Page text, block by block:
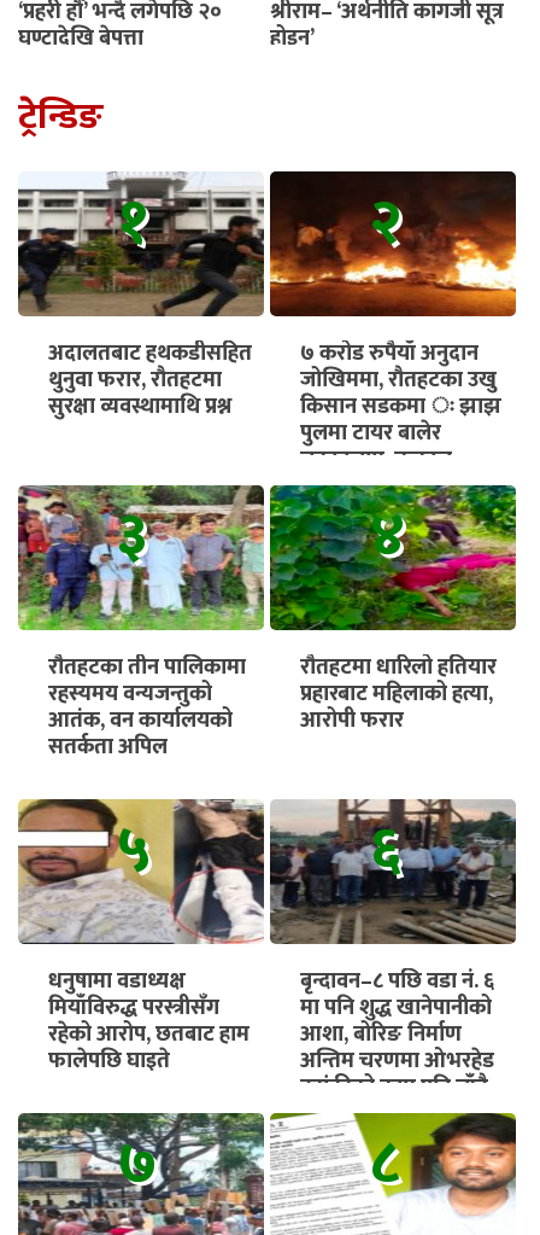
‘प्रहरी हौँ’ भन्दै लगेपछि २०
घण्टादेखि बेपत्ता
श्रीराम– ‘अर्थनीति कागजी सूत्र
होइन’
ट्रेन्डिङ
१
अदालतबाट हथकडीसहित
थुनुवा फरार, रौतहटमा
सुरक्षा व्यवस्थामाथि प्रश्न
२
७ करोड रुपैयाँ अनुदान
जोखिममा, रौतहटका उखु
किसान सडकमा ः झाझ
पुलमा टायर बालेर
चक्काजाम, तत्काल
भुक्तानी सुनिश्चित गर्न माग
३
रौतहटका तीन पालिकामा
रहस्यमय वन्यजन्तुको
आतंक, वन कार्यालयको
सतर्कता अपिल
४
रौतहटमा धारिलो हतियार
प्रहारबाट महिलाको हत्या,
आरोपी फरार
५
धनुषामा वडाध्यक्ष
मियाँविरुद्ध परस्त्रीसँग
रहेको आरोप, छतबाट हाम
फालेपछि घाइते
६
बृन्दावन–८ पछि वडा नं. ६
मा पनि शुद्ध खानेपानीको
आशा, बोरिङ निर्माण
अन्तिम चरणमा ओभरहेड
ट्यांकीको काम पनि चाँडै
सुरु हुने
७ ८